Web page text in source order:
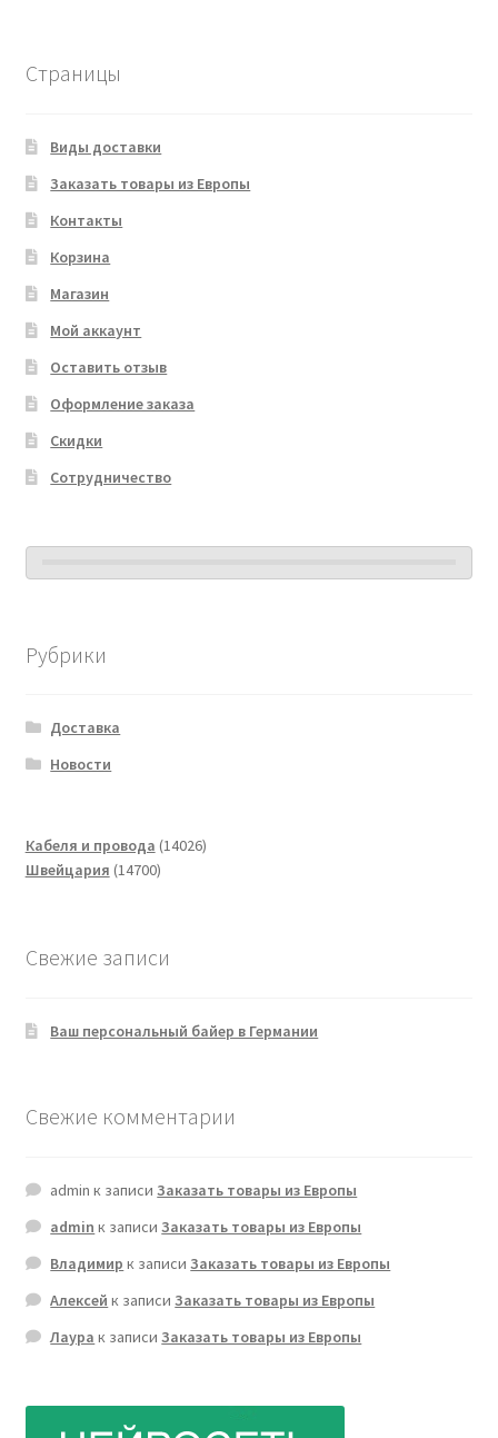
Страницы
Виды доставки
Заказать товары из Европы
Контакты
Корзина
Магазин
Мой аккаунт
Оставить отзыв
Оформление заказа
Скидки
Сотрудничество
Рубрики
Доставка
Новости
Кабеля и провода 1402614026
Швейцария 1470014700
Свежие записи
Ваш персональный байер в Германии
Свежие комментарии
admin к записиЗаказать товары из Европы
admin к записиЗаказать товары из Европы
Владимир к записиЗаказать товары из Европы
Алексей к записиЗаказать товары из Европы
Лаура к записиЗаказать товары из Европы